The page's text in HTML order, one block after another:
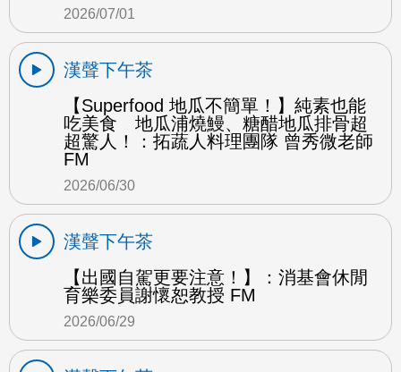
2026/07/01
漢聲下午茶
【Superfood 地瓜不簡單！】純素也能
吃美食 地瓜浦燒鰻、糖醋地瓜排骨超
超驚人！：拓蔬人料理團隊 曾秀微老師
FM
2026/06/30
漢聲下午茶
【出國自駕更要注意！】：消基會休閒
育樂委員謝懷恕教授 FM
2026/06/29